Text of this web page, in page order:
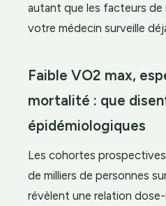
autant que les facteurs
votre médecin surveille
Faible VO2 max,
mortalité : que
épidémiologiques
Les cohortes
de milliers de personnes
révèlent une relation